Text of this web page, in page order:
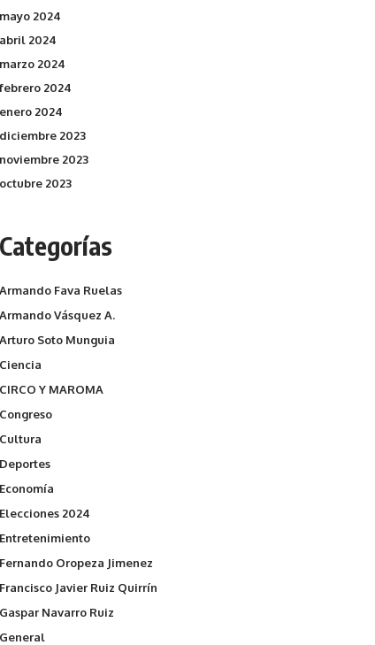
mayo 2024
abril 2024
marzo 2024
febrero 2024
enero 2024
diciembre 2023
noviembre 2023
octubre 2023
Categorías
Armando Fava Ruelas
Armando Vásquez A.
Arturo Soto Munguia
Ciencia
CIRCO Y MAROMA
Congreso
Cultura
Deportes
Economía
Elecciones 2024
Entretenimiento
Fernando Oropeza Jimenez
Francisco Javier Ruiz Quirrín
Gaspar Navarro Ruiz
General